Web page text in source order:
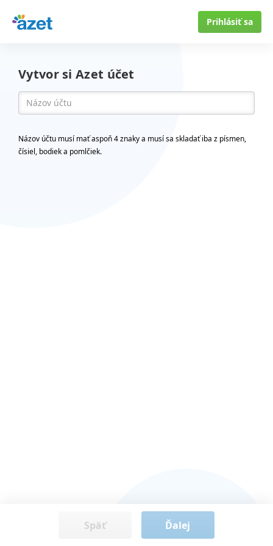
Prihlásiť sa
Vytvor si Azet účet
Názov účtu musí mať aspoň 4 znaky a musí sa skladať iba z písmen,
čísiel, bodiek a pomlčiek.